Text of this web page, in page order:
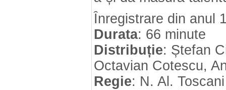
Înregistrare din anul
Durata: 66 minute
Distribuție: Ștefan
Octavian Cotescu,
Regie: N. Al. Toscani